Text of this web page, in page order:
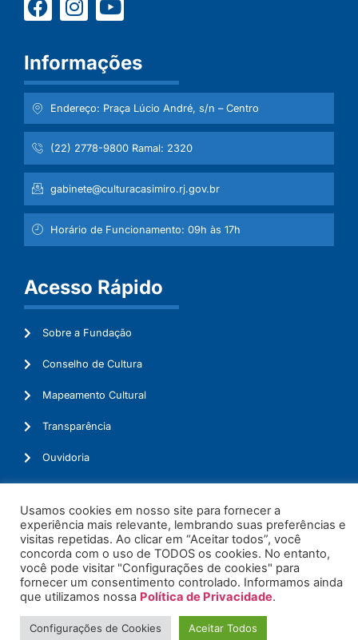
Informações
Endereço: Praça Lúcio André, s/n – Centro
(22) 2778-9800 Ramal: 2320
gabinete@culturacasimiro.rj.gov.br
Horário de Funcionamento: 09h às 17h
Acesso Rápido
Sobre a Fundação
Conselho de Cultura
Mapeamento Cultural
Transparência
Ouvidoria
© 2026. Todos os Direitos Reservados.
Usamos cookies em nosso site para fornecer a
experiência mais relevante, lembrando suas preferências e
visitas repetidas. Ao clicar em “Aceitar todos”, você
concorda com o uso de TODOS os cookies. No entanto,
você pode visitar "Configurações de cookies" para
fornecer um consentimento controlado. Informamos ainda
que utilizamos nossa Política de Privacidade.
Configurações de Cookies Aceitar Todos